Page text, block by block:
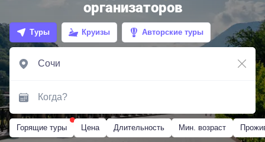
организаторов
Туры Круизы Авторские туры
Горящие туры Цена Длительность Мин. возраст